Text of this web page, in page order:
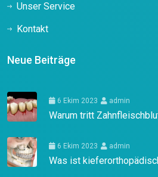
Unser Service
Kontakt
Neue Beiträge
6 Ekim 2023 admin
Warum tritt
6 Ekim 2023 admin
Was ist